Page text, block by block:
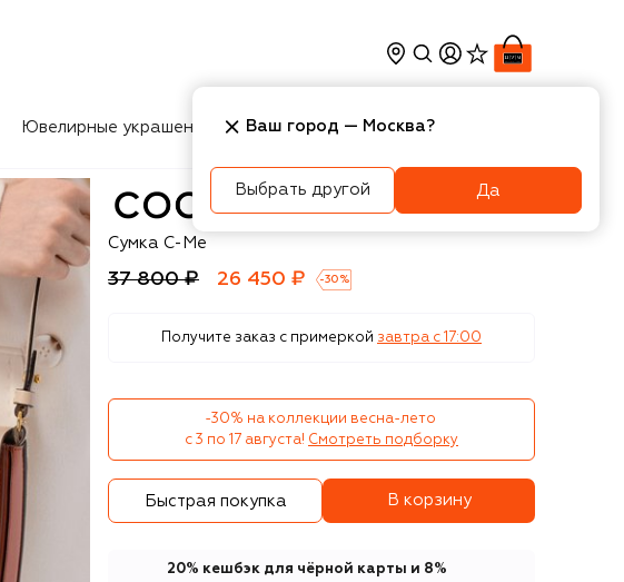
Ювелирные украшения Косметика Интерьер
Coccinelle
Сумка C-Me
37 800 ₽ 26 450 ₽ -30 %
Получите заказ с примеркой завтра c 17:00
-30% на коллекции весна-лето
с 3 по 17 августа! Смотреть подборку
Быстрая покупка В корзину
20% кешбэк для чёрной карты и 8%
Ваш город — Москва?
Выбрать другой Да